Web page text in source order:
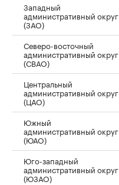
Западный
административный округ
(ЗАО)
Северо-восточный
административный округ
(СВАО)
Центральный
административный округ
(ЦАО)
Южный
административный округ
(ЮАО)
Юго-западный
административный округ
(ЮЗАО)